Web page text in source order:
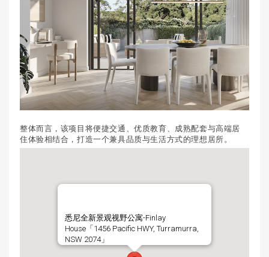
整体而言，该项目将便捷交通、优质教育、成熟配套与高端居
住体验相结合，打造一个兼具品质与生活方式的理想居所。
悉尼全新景观视野公寓-Finlay
House「1456 Pacific HWY, Turramurra,
NSW 2074」